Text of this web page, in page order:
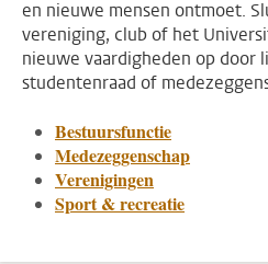
en nieuwe mensen ontmoet.
vereniging, club of het
nieuwe vaardigheden op door
studentenraad of
Bestuursfunctie
Medezeggenschap
Verenigingen
Sport & recreatie